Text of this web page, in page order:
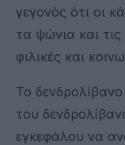
γεγονός ότι οι
τα ψώνια και
φιλικές και
Το
του
εγκεφάλου να